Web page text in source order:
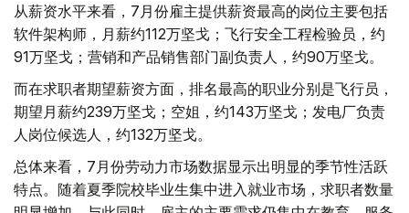
从薪资水平来看，7月份雇主提供薪资最高的岗位主要包括
软件架构师，月薪约112万坚戈；飞行安全工程检验员，约
91万坚戈；营销和产品销售部门副负责人，约90万坚戈。
而在求职者期望薪资方面，排名最高的职业分别是飞行员，
期望月薪约239万坚戈；空姐，约143万坚戈；发电厂负责
人岗位候选人，约132万坚戈。
总体来看，7月份劳动力市场数据显示出明显的季节性活跃
特点。随着夏季院校毕业生集中进入就业市场，求职者数量